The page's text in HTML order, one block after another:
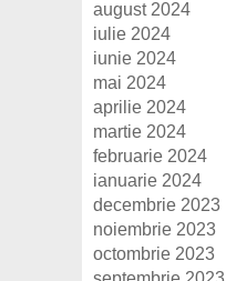
august 2024
iulie 2024
iunie 2024
mai 2024
aprilie 2024
martie 2024
februarie 2024
ianuarie 2024
decembrie 2023
noiembrie 2023
octombrie 2023